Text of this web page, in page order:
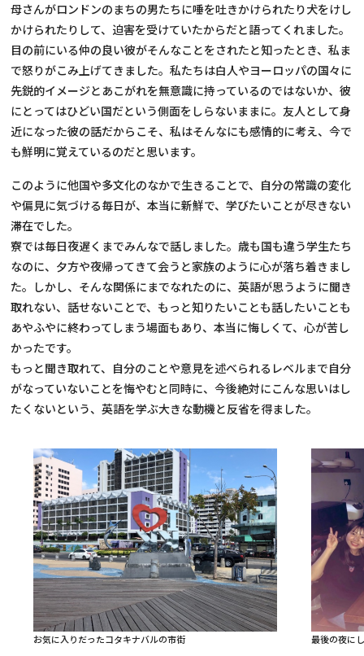
母さんがロンドンのまちの男たちに唾を吐きかけられたり犬をけし
かけられたりして、迫害を受けていたからだと語ってくれました。
目の前にいる仲の良い彼がそんなことをされたと知ったとき、私ま
で怒りがこみ上げてきました。私たちは白人やヨーロッパの国々に
先鋭的イメージとあこがれを無意識に持っているのではないか、彼
にとってはひどい国だという側面をしらないままに。友人として身
近になった彼の話だからこそ、私はそんなにも感情的に考え、今で
も鮮明に覚えているのだと思います。
このように他国や多文化のなかで生きることで、自分の常識の変化
や偏見に気づける毎日が、本当に新鮮で、学びたいことが尽きない
滞在でした。
寮では毎日夜遅くまでみんなで話しました。歳も国も違う学生たち
なのに、夕方や夜帰ってきて会うと家族のように心が落ち着きまし
た。しかし、そんな関係にまでなれたのに、英語が思うように聞き
取れない、話せないことで、もっと知りたいことも話したいことも
あやふやに終わってしまう場面もあり、本当に悔しくて、心が苦し
かったです。
もっと聞き取れて、自分のことや意見を述べられるレベルまで自分
がなっていないことを悔やむと同時に、今後絶対にこんな思いはし
たくないという、英語を学ぶ大きな動機と反省を得ました。
お気に入りだったコタキナバルの市街 最後の夜に